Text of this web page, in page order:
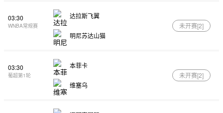
03:30
WNBA常规赛
达拉斯飞翼
明尼苏达山猫
未开赛[2]
03:30
葡超第1轮
本菲卡
维塞乌
未开赛[2]